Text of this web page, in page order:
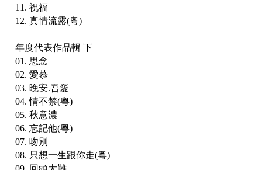
11. 祝福
12. 真情流露(粵)
年度代表作品輯 下
01. 思念
02. 愛慕
03. 晚安.吾愛
04. 情不禁(粵)
05. 秋意濃
06. 忘記他(粵)
07. 吻別
08. 只想一生跟你走(粵)